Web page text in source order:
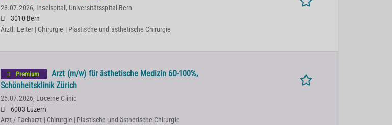
28.07.2026, Inselspital, Universitätsspital Bern
3010 Bern
Ärztl. Leiter | Chirurgie | Plastische und ästhetische Chirurgie
Premium
Arzt (m/w) für ästhetische Medizin 60-100%,
Schönheitsklinik Zürich
25.07.2026, Lucerne Clinic
6003 Luzern
Arzt / Facharzt | Chirurgie | Plastische und ästhetische Chirurgie